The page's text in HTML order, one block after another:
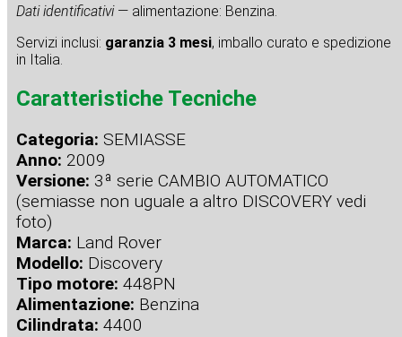
Dati identificativi— alimentazione: Benzina.
Servizi inclusi: garanzia 3 mesi, imballo curato e spedizione
in Italia.
Caratteristiche Tecniche
Categoria: SEMIASSE
Anno: 2009
Versione: 3ª serie CAMBIO AUTOMATICO
(semiasse non uguale a altro DISCOVERY vedi
foto)
Marca: Land Rover
Modello: Discovery
Tipo motore: 448PN
Alimentazione: Benzina
Cilindrata: 4400